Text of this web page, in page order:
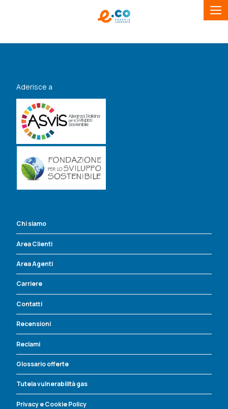
Aderisce a
Chi siamo
Area Clienti
Area Agenti
Carriere
Contatti
Recensioni
Reclami
Glossario offerte
Tutela vulnerabilità gas
Privacy e Cookie Policy